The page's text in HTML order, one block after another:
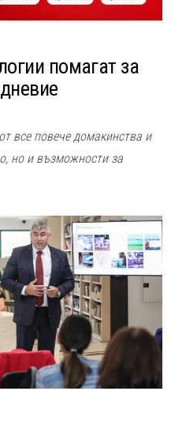
помагат за
все повече домакинства и
но и възможности за